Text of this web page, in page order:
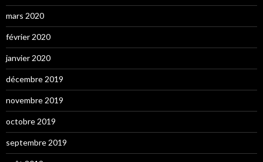
mars 2020
février 2020
janvier 2020
décembre 2019
novembre 2019
octobre 2019
septembre 2019